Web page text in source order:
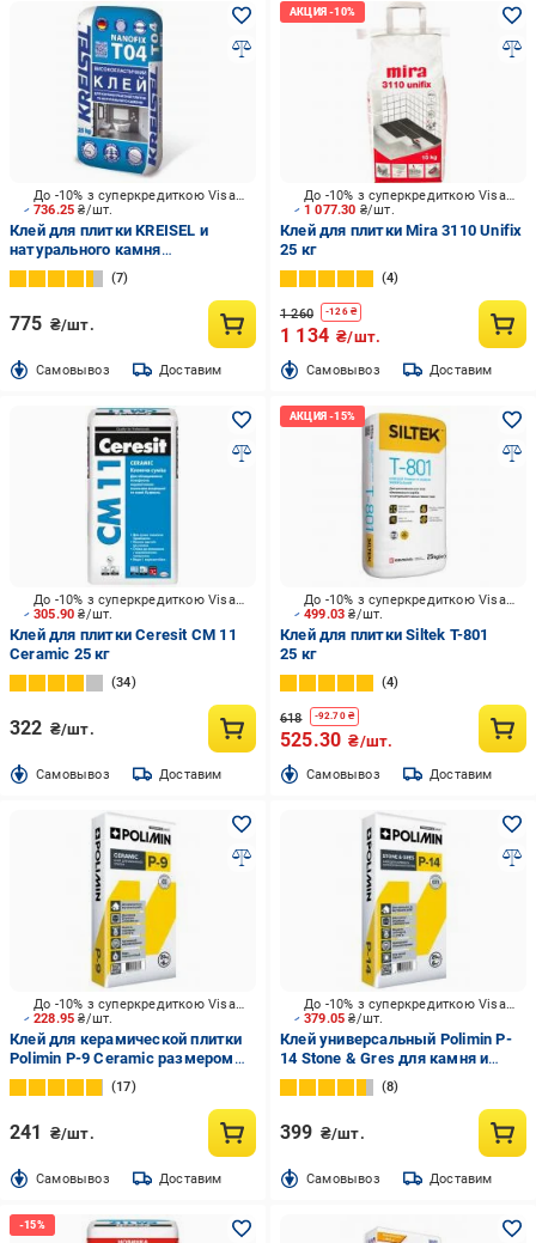
736.25₴/шт.
До -10% з суперкредиткою Visa Вигода
Клей для плитки KREISEL и
натурального камня
высокоэластичный NANOFIX
T04 25 кг
7
775 ₴/шт.
Cамовывоз Доставим
1 077.30 ₴/шт.
До -10% з суперкредиткою Visa Вигода
Клей для плитки Mira 3110 Unifix
25 кг
4
1 260 -126₴
1 134 ₴/шт.
Cамовывоз Доставим
305.90₴/шт.
До -10% з суперкредиткою Visa Вигода
Клей для плитки Ceresit CM 11
Ceramic 25 кг
34
322 ₴/шт.
Cамовывоз Доставим
499.03₴/шт.
До -10% з суперкредиткою Visa Вигода
Клей для плитки Siltek Т-801
25 кг
4
618 -92.70₴
525.30 ₴/шт.
Cамовывоз Доставим
228.95₴/шт.
До -10% з суперкредиткою Visa Вигода
Клей для керамической плитки
Polimin P-9 Ceramic размером
400х400 мм 25 кг
17
241 ₴/шт.
Cамовывоз Доставим
379.05₴/шт.
До -10% з суперкредиткою Visa Вигода
Клей универсальный Polimin P-
14 Stone & Gres для камня и
керамогранитной плитки
размером 800х800 мм 25 кг
8
399 ₴/шт.
Cамовывоз Доставим